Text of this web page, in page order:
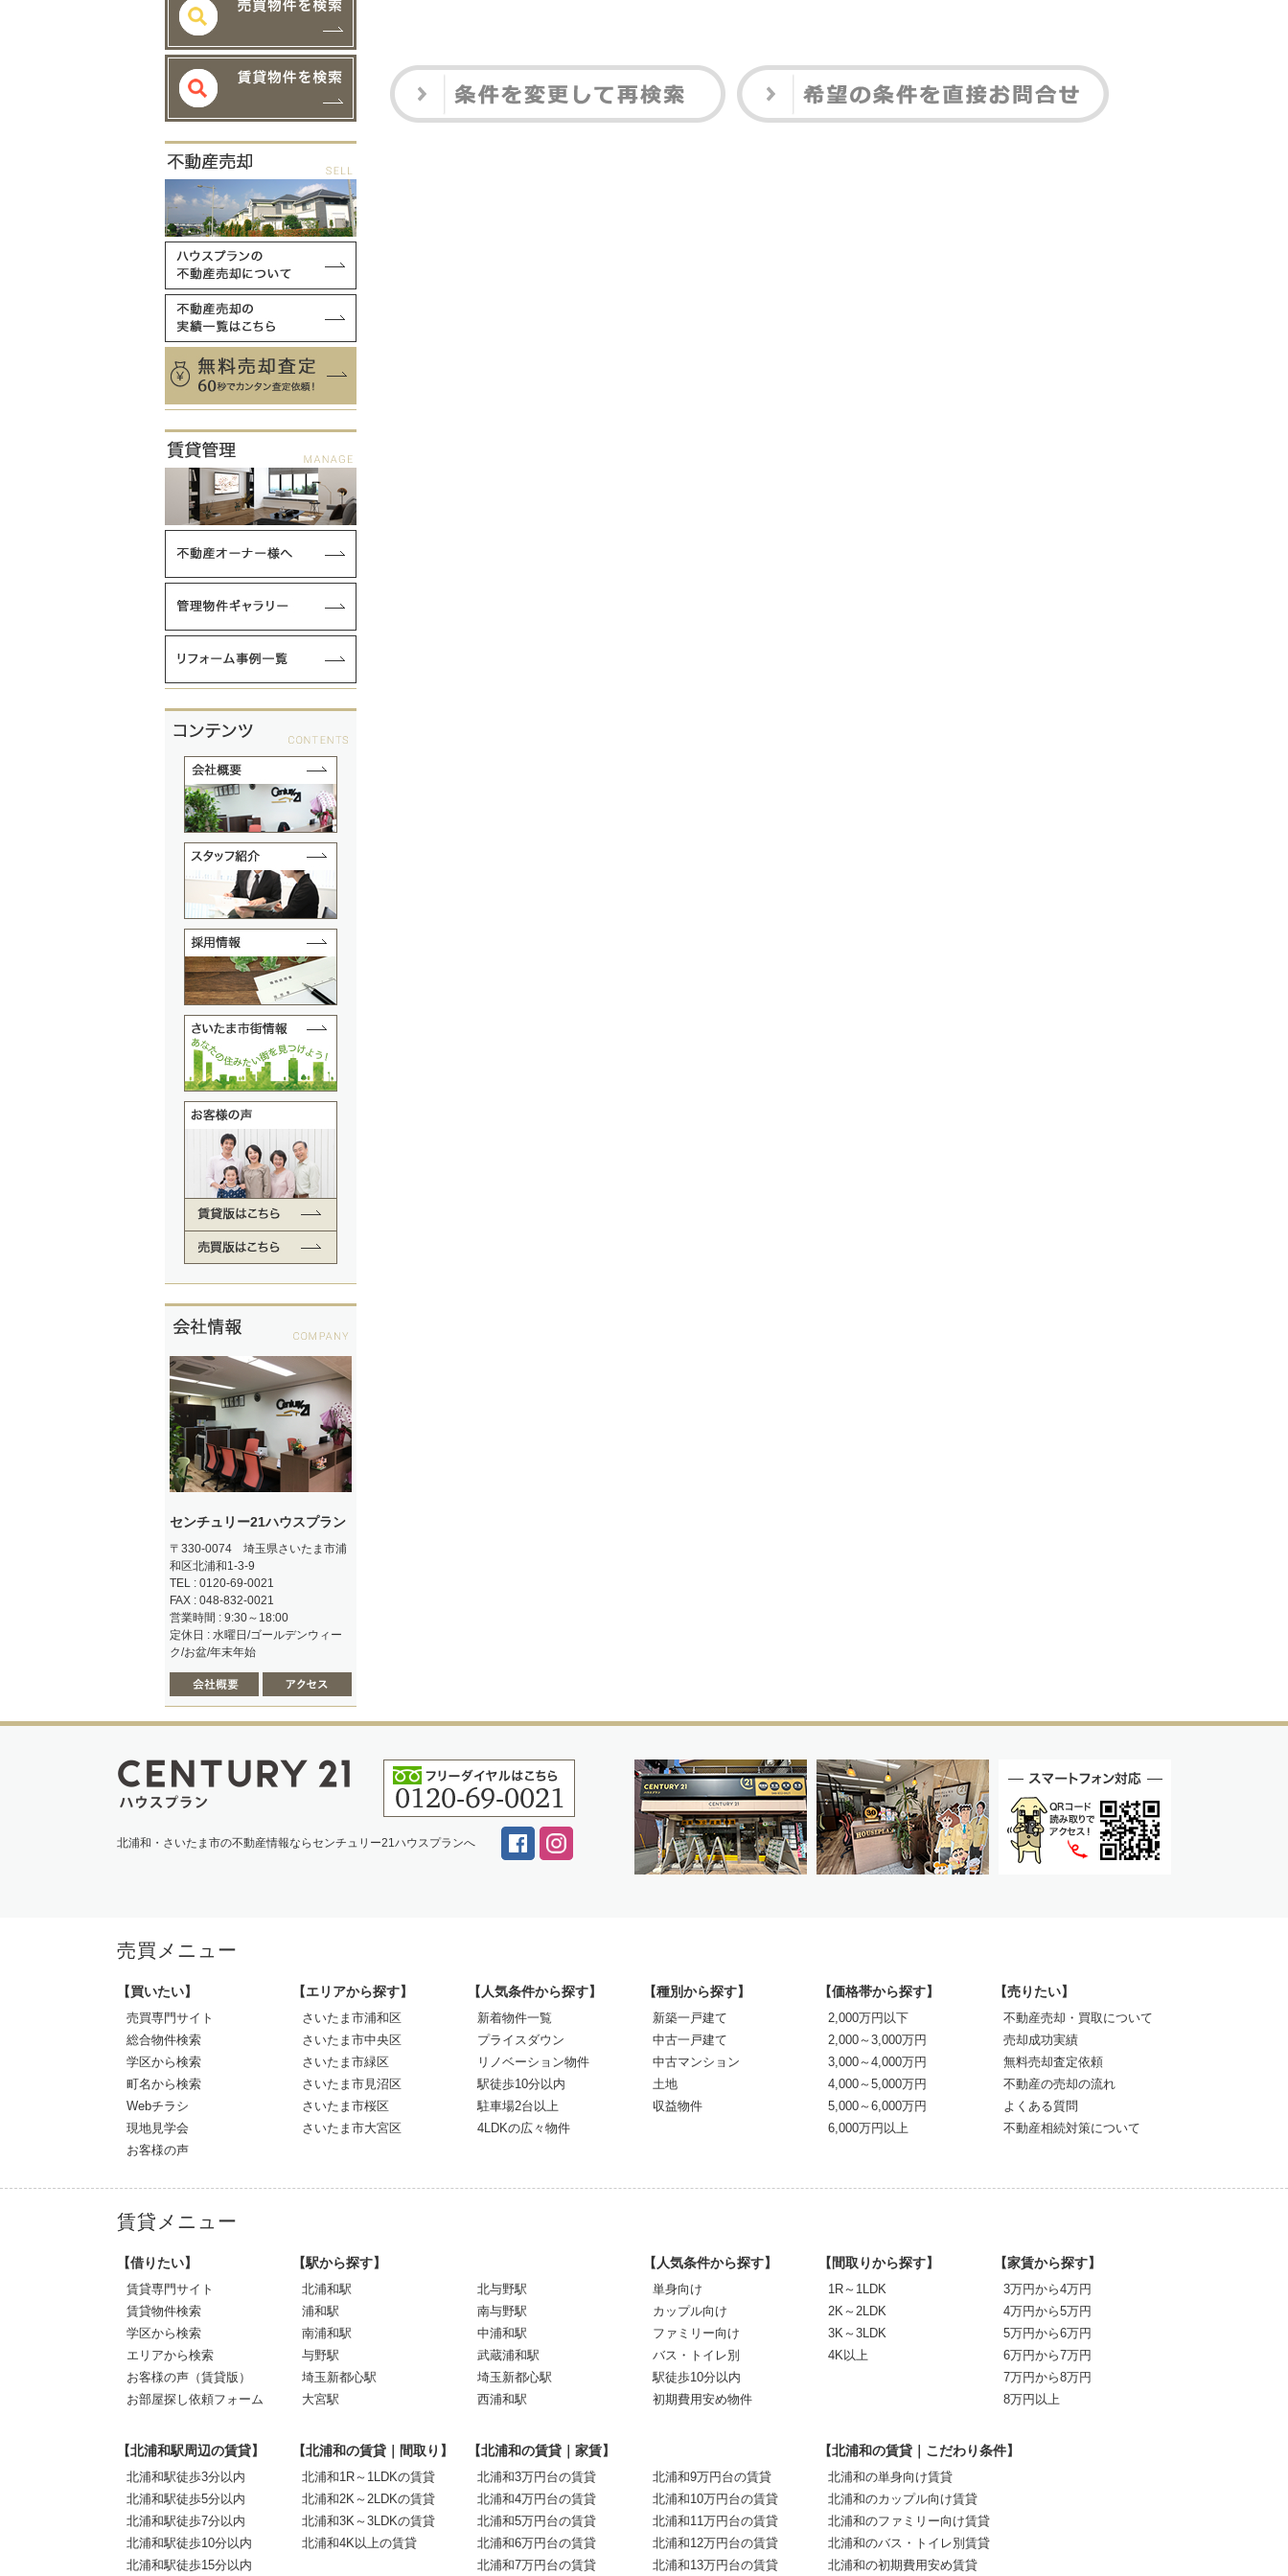
センチュリー21ハウスプラン
〒330-0074 埼玉県さいたま市浦
和区北浦和1-3-9
TEL : 0120-69-0021
FAX : 048-832-0021
営業時間 : 9:30～18:00
定休日 : 水曜日/ゴールデンウィー
ク/お盆/年末年始
北浦和・さいたま市の不動産情報ならセンチュリー21ハウスプランへ
売買メニュー
【買いたい】
売買専門サイト
総合物件検索
学区から検索
町名から検索
Webチラシ
現地見学会
お客様の声
【エリアから探す】
さいたま市浦和区
さいたま市中央区
さいたま市緑区
さいたま市見沼区
さいたま市桜区
さいたま市大宮区
【人気条件から探す】
新着物件一覧
プライスダウン
リノベーション物件
駅徒歩10分以内
駐車場2台以上
4LDKの広々物件
【種別から探す】
新築一戸建て
中古一戸建て
中古マンション
土地
収益物件
【価格帯から探す】
2,000万円以下
2,000～3,000万円
3,000～4,000万円
4,000～5,000万円
5,000～6,000万円
6,000万円以上
【売りたい】
不動産売却・買取について
売却成功実績
無料売却査定依頼
不動産の売却の流れ
よくある質問
不動産相続対策について
賃貸メニュー
【借りたい】
賃貸専門サイト
賃貸物件検索
学区から検索
エリアから検索
お客様の声（賃貸版）
お部屋探し依頼フォーム
【駅から探す】
北浦和駅
浦和駅
南浦和駅
与野駅
埼玉新都心駅
大宮駅
北与野駅
南与野駅
中浦和駅
武蔵浦和駅
埼玉新都心駅
西浦和駅
【人気条件から探す】
単身向け
カップル向け
ファミリー向け
バス・トイレ別
駅徒歩10分以内
初期費用安め物件
【間取りから探す】
1R～1LDK
2K～2LDK
3K～3LDK
4K以上
【家賃から探す】
3万円から4万円
4万円から5万円
5万円から6万円
6万円から7万円
7万円から8万円
8万円以上
【北浦和駅周辺の賃貸】
北浦和駅徒歩3分以内
北浦和駅徒歩5分以内
北浦和駅徒歩7分以内
北浦和駅徒歩10分以内
北浦和駅徒歩15分以内
【北浦和の賃貸｜間取り】
北浦和1R～1LDKの賃貸
北浦和2K～2LDKの賃貸
北浦和3K～3LDKの賃貸
北浦和4K以上の賃貸
【北浦和の賃貸｜家賃】
北浦和3万円台の賃貸
北浦和4万円台の賃貸
北浦和5万円台の賃貸
北浦和6万円台の賃貸
北浦和7万円台の賃貸
北浦和9万円台の賃貸
北浦和10万円台の賃貸
北浦和11万円台の賃貸
北浦和12万円台の賃貸
北浦和13万円台の賃貸
【北浦和の賃貸｜こだわり条件】
北浦和の単身向け賃貸
北浦和のカップル向け賃貸
北浦和のファミリー向け賃貸
北浦和のバス・トイレ別賃貸
北浦和の初期費用安め賃貸